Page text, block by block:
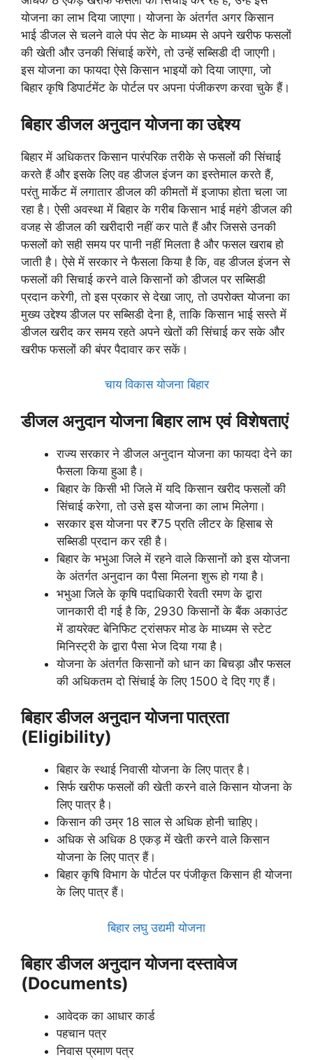
योजना का लाभ दिया जाएगा। योजना के अंतर्गत अगर किसान
भाई डीजल से चलने वाले पंप सेट के माध्यम से अपने खरीफ फसलों
की खेती और उनकी सिंचाई करेंगे, तो उन्हें सब्सिडी दी जाएगी।
इस योजना का फायदा ऐसे किसान भाइयों को दिया जाएगा, जो
बिहार कृषि डिपार्टमेंट के पोर्टल पर अपना पंजीकरण करवा चुके हैं।
बिहार डीजल अनुदान योजना का उद्देश्य
बिहार में अधिकतर किसान पारंपरिक तरीके से फसलों की सिंचाई
करते हैं और इसके लिए वह डीजल इंजन का इस्तेमाल करते हैं,
परंतु मार्केट में लगातार डीजल की कीमतों में इजाफा होता चला जा
रहा है। ऐसी अवस्था में बिहार के गरीब किसान भाई महंगे डीजल की
वजह से डीजल की खरीदारी नहीं कर पाते हैं और जिससे उनकी
फसलों को सही समय पर पानी नहीं मिलता है और फसल खराब हो
जाती है। ऐसे में सरकार ने फैसला किया है कि, वह डीजल इंजन से
फसलों की सिचाई करने वाले किसानों को डीजल पर सब्सिडी
प्रदान करेगी, तो इस प्रकार से देखा जाए, तो उपरोक्त योजना का
मुख्य उद्देश्य डीजल पर सब्सिडी देना है, ताकि किसान भाई सस्ते में
डीजल खरीद कर समय रहते अपने खेतों की सिंचाई कर सके और
खरीफ फसलों की बंपर पैदावार कर सकें।
चाय विकास योजना बिहार
डीजल अनुदान योजना बिहार लाभ एवं विशेषताएं
राज्य सरकार ने डीजल अनुदान योजना का फायदा देने का
फैसला किया हुआ है।
बिहार के किसी भी जिले में यदि किसान खरीद फसलों की
सिंचाई करेगा, तो उसे इस योजना का लाभ मिलेगा।
सरकार इस योजना पर ₹75 प्रति लीटर के हिसाब से
सब्सिडी प्रदान कर रही है।
बिहार के भभुआ जिले में रहने वाले किसानों को इस योजना
के अंतर्गत अनुदान का पैसा मिलना शुरू हो गया है।
भभुआ जिले के कृषि पदाधिकारी रेवती रमण के द्वारा
जानकारी दी गई है कि, 2930 किसानों के बैंक अकाउंट
में डायरेक्ट बेनिफिट ट्रांसफर मोड के माध्यम से स्टेट
मिनिस्ट्री के द्वारा पैसा भेज दिया गया है।
योजना के अंतर्गत किसानों को धान का बिचड़ा और फसल
की अधिकतम दो सिंचाई के लिए 1500 दे दिए गए हैं।
बिहार डीजल अनुदान योजना पात्रता
(Eligibility)
बिहार के स्थाई निवासी योजना के लिए पात्र है।
सिर्फ खरीफ फसलों की खेती करने वाले किसान योजना के
लिए पात्र है।
किसान की उम्र 18 साल से अधिक होनी चाहिए।
अधिक से अधिक 8 एकड़ में खेती करने वाले किसान
योजना के लिए पात्र हैं।
बिहार कृषि विभाग के पोर्टल पर पंजीकृत किसान ही योजना
के लिए पात्र हैं।
बिहार लघु उद्यमी योजना
बिहार डीजल अनुदान योजना दस्तावेज
(Documents)
आवेदक का आधार कार्ड
पहचान पत्र
निवास प्रमाण पत्र